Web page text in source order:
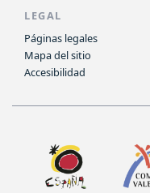
LEGAL
Páginas legales
Mapa del sitio
Accesibilidad